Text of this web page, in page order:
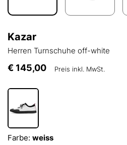
Kazar
Herren Turnschuhe off-white
€ 145,00 Preis inkl. MwSt.
Farbe: weiss